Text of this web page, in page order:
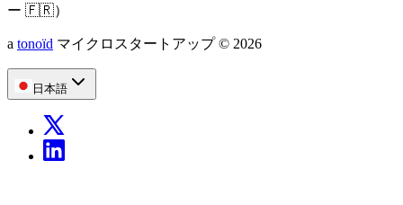
ー 🇫🇷）
a tonoïd マイクロスタートアップ© 2026
日本語